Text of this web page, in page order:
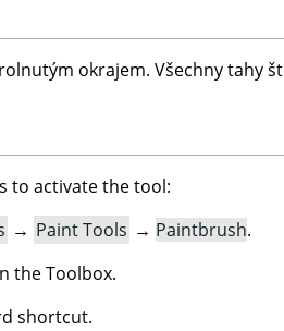
okrajem. Všechny tahy
to activate the tool:
→ Paint Tools → Paintbrush.
the Toolbox.
shortcut.